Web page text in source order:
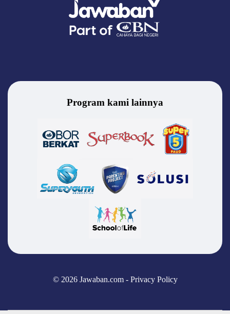
Program kami lainnya
© 2026 Jawaban.com - Privacy Policy